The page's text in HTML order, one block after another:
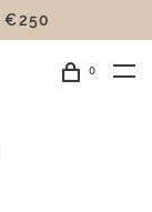
€250
0